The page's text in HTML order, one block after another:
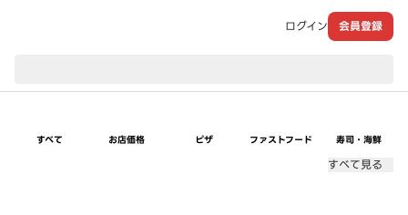
ログイン 会員登録
すべて お店価格 ピザ ファストフード 寿司・海鮮
すべて見る